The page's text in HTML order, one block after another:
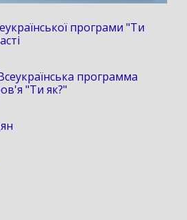
програми "Ти
программа
"Ти як?"